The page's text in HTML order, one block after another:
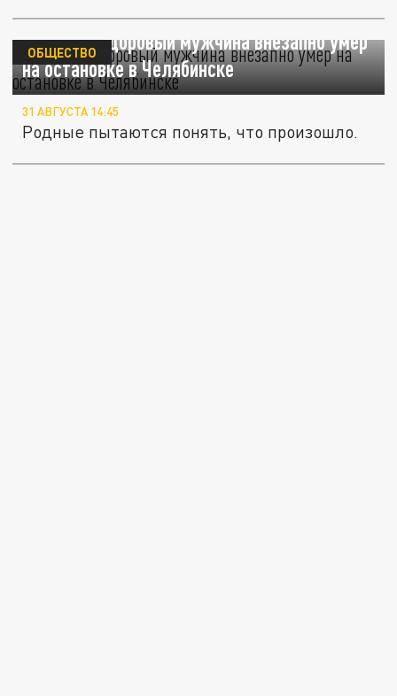
Молодой здоровый мужчина внезапно умер
на остановке в Челябинске
ОБЩЕСТВО
31 АВГУСТА 14:45
Родные пытаются понять, что произошло.